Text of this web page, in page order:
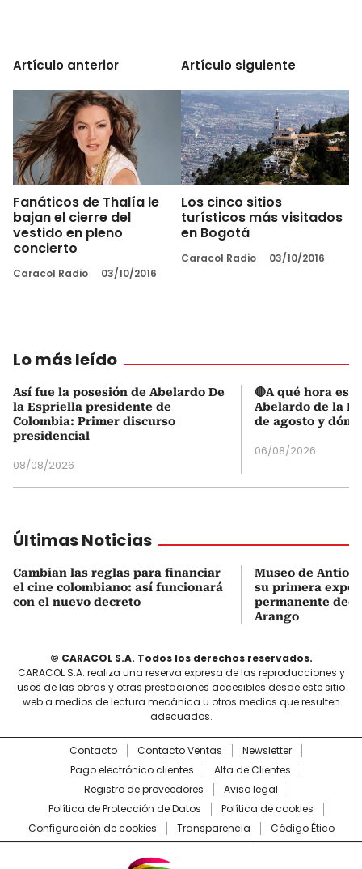
Artículo anterior
Fanáticos de Thalía le
bajan el cierre del
vestido en pleno
concierto
Caracol Radio 03/10/2016
Artículo siguiente
Los cinco sitios
turísticos más visitados
en Bogotá
Caracol Radio 03/10/2016
Lo más leído
Así fue la posesión de Abelardo De
la Espriella presidente de
Colombia: Primer discurso
presidencial
08/08/2026
🔴A qué hora es
Abelardo de la
de agosto y
06/08/2026
Últimas Noticias
Cambian las reglas para financiar
el cine colombiano: así funcionará
con el nuevo decreto
Museo de
su primera
permanente
Arango
© CARACOL S.A. Todos los derechos reservados.
CARACOL S.A. realiza una reserva expresa de las reproducciones y
usos de las obras y otras prestaciones accesibles desde este sitio
web a medios de lectura mecánica u otros medios que resulten
adecuados.
Contacto Contacto Ventas
Newsletter
Pago electrónico clientes
Alta de Clientes
Registro de proveedores
Aviso legal
Política de Protección de Datos
Política de cookies
Configuración de cookies
Transparencia Código Ético